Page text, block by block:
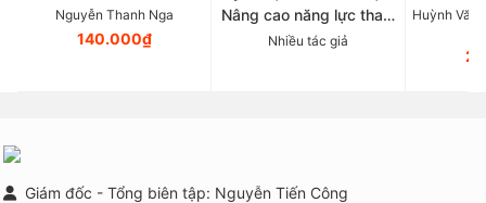
Nguyễn Thanh Nga
140.000₫
Nâng cao năng lực tham
vấn nhóm và triển khai
Nhiều tác giả
Huỳnh Văn
Giám đốc - Tổng biên tập: Nguyễn Tiến Công